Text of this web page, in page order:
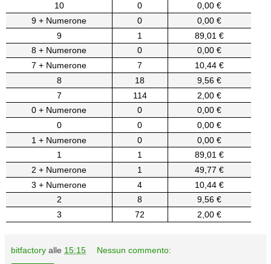
10
0
0,00 €
9 + Numerone
0
0,00 €
9
1
89,01 €
8 + Numerone
0
0,00 €
7 + Numerone
7
10,44 €
8
18
9,56 €
7
114
2,00 €
0 + Numerone
0
0,00 €
0
0
0,00 €
1 + Numerone
0
0,00 €
1
1
89,01 €
2 + Numerone
1
49,77 €
3 + Numerone
4
10,44 €
2
8
9,56 €
3
72 2,00 €
bitfactory alle 15:15 Nessun commento: